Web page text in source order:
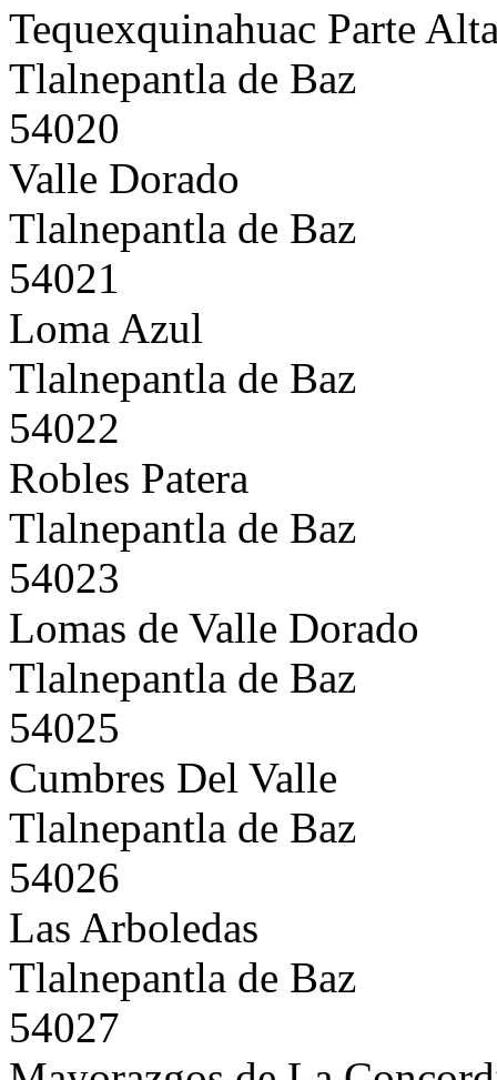
Tequexquinahuac Parte
Tlalnepantla de Baz
54020
Valle Dorado
Tlalnepantla de Baz
54021
Loma Azul
Tlalnepantla de Baz
54022
Robles Patera
Tlalnepantla de Baz
54023
Lomas de Valle Dorado
Tlalnepantla de Baz
54025
Cumbres Del Valle
Tlalnepantla de Baz
54026
Las Arboledas
Tlalnepantla de Baz
54027